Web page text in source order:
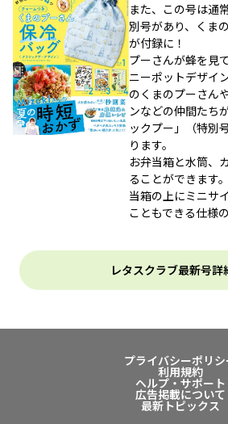
また、この号は通
別号があり、くま
が付録に！
プーさんが蜂を見
ニーポットデザイ
のくまのプーさん
ンなどの仲間たち
ックプー」（特別
ります。
お弁当箱と水筒、
ることができます
当箱の上にミニサ
こともできる仕様
レタスクラブ最新号詳
プライバシーポリシ
利用規約
ヘルプ・サポート
広告掲載について
最新トピックス